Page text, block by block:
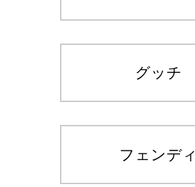
グッチ
フェンディ